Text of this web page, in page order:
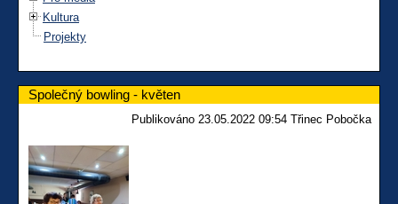
Kultura
Projekty
Společný bowling - květen
Publikováno 23.05.2022 09:54 Třinec Pobočka